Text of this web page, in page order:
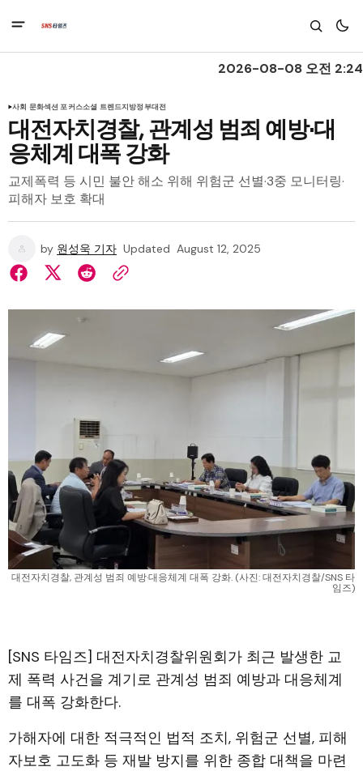
2026-08-08 오전 2:24
사회 문화섹션 포커스소셜 트렌드지방정부대전
대전자치경찰, 관계성 범죄 예방·대
응체계 대폭 강화
교제폭력 등 시민 불안 해소 위해 위험군 선별·3중 모니터링·
피해자 보호 확대
by 원성욱 기자 Updated August 12, 2025
대전자치경찰, 관계성 범죄 예방·대응체계 대폭 강화. (사진: 대전자치경찰/SNS 타
임즈)
[SNS 타임즈] 대전자치경찰위원회가 최근 발생한 교
제 폭력 사건을 계기로 관계성 범죄 예방과 대응체계
를 대폭 강화한다.
가해자에 대한 적극적인 법적 조치, 위험군 선별, 피해
자보호 고도화 등 재발 방지를 위한 종합 대책을 마련